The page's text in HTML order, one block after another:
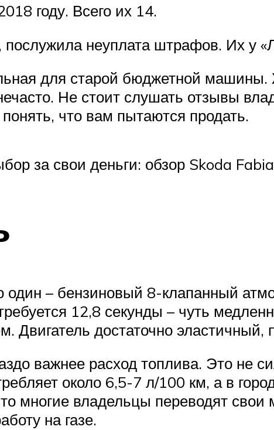
году. Всего их 14.
послужила неуплата штрафов. Их у
для старой бюджетной
Не стоит слушать отзывы
что вам пытаются продать.
за свои деньги: обзор Skoda
один – бензиновый 8-клапанный
12,8 секунды – чуть
Двигатель достаточно
важнее расход топлива. Это не
около 6,5-7 л/100 км, а в
многие владельцы переводят
на газе.